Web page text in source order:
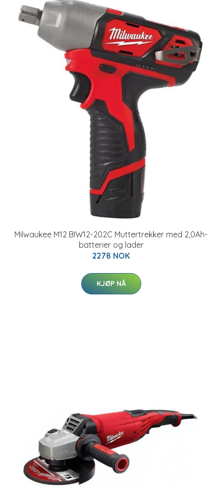
Milwaukee M12 BIW12-202C Muttertrekker med 2,0Ah-
batterier og lader
2278 NOK
KJØP NÅ